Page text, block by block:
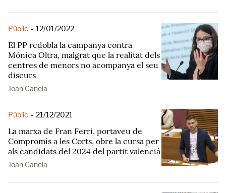
Públic - 12/01/2022
El PP redobla la campanya contra
Mónica Oltra, malgrat que la realitat dels
centres de menors no acompanya el seu
discurs
Joan Canela
Públic - 21/12/2021
La marxa de Fran Ferri, portaveu de
Compromís a les Corts, obre la cursa per
als candidats del 2024 del partit valencià
Joan Canela